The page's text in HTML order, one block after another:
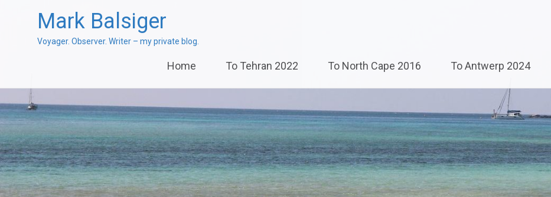
Mark Balsiger
Voyager. Observer. Writer – my private blog.
to
Home To Tehran 2022 To North Cape 2016 To Antwerp 2024